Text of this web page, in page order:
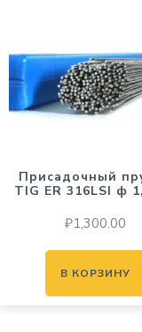
Присадочный
TIG ER 316LSI ф
₽1,300.00
В КОРЗИНУ